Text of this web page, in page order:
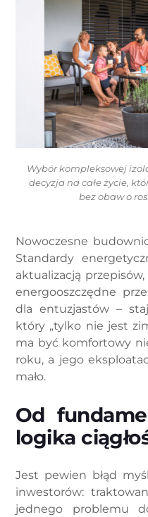
Wybór kompleksowej
decyzja na całe życie,
bez obaw o
Nowoczesne
Standardy
aktualizacją
energooszczędne
dla entuzjastów –
który „tylko nie jest
ma być komfortowy
roku, a jego
mało.
Od
logika
Jest pewien błąd
inwestorów:
jednego problemu